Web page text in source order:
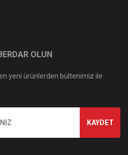
OLUN
yeni ürünlerden bültenimiz ile
KAYDET